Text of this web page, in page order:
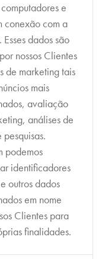
e
conexão com a
Esses dados são
nossos Clientes
de marketing tais
mais
avaliação
análises de
podemos
identificadores
outros dados
em nome
Clientes para
finalidades.